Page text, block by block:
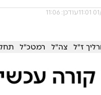
עודכן: 11:06
ז"ל צה"ל רמטכ"ל